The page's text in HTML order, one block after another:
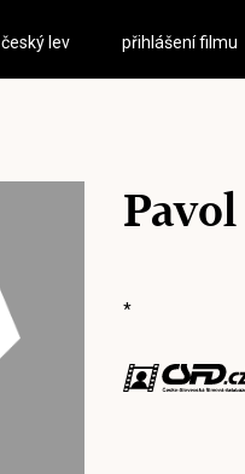
český lev přihlášení filmu
*